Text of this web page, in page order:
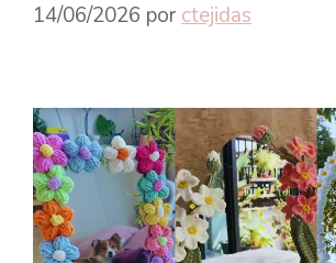
14/06/2026 porctejidas